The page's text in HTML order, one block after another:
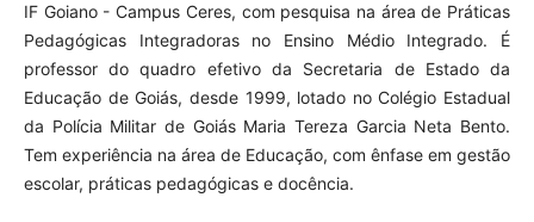
IF Goiano - Campus Ceres, com pesquisa na área de Práticas
Pedagógicas Integradoras no Ensino Médio Integrado. É
professor do quadro efetivo da Secretaria de Estado da
Educação de Goiás, desde 1999, lotado no Colégio Estadual
da Polícia Militar de Goiás Maria Tereza Garcia Neta Bento.
Tem experiência na área de Educação, com ênfase em gestão
escolar, práticas pedagógicas e docência.